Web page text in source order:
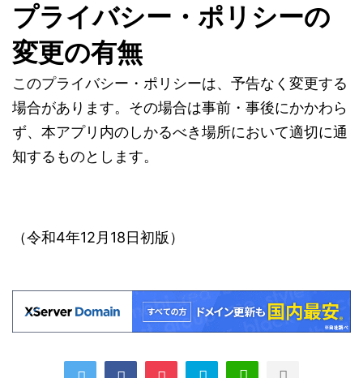
プライバシー・ポリシーの
変更の有無
このプライバシー・ポリシーは、予告なく変更する
場合があります。その場合は事前・事後にかかわら
ず、本アプリ内のしかるべき場所において適切に通
知するものとします。
（令和4年12月18日初版）